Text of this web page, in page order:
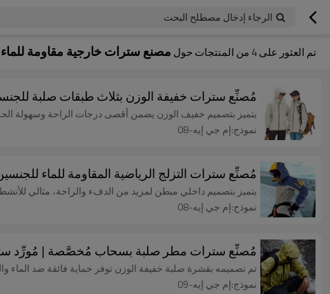
الرجاء إدخال مصطلح البحث
تم العثور على4 من المنتجات حول مصنع سترات خارجية مقاومة
مُصنِّع سترات خفيفة الوزن بثلاث طبقات صلبة
يتميز بتصميم خفيف الوزن يضمن أقصى درجات الراحة وسهولة
نموذج:إم جي إيه-08
مُصنِّع سترات التزلج الرياضية المقاومة للماء
يتميز بتصميم داخلي مبطن لمزيد من الدفء والراحة، مثالي
نموذج:إم جي إيه-08
مُصنِّع سترات مطر صلبة بسحاب مُخصَّصة | مُورِّد
تم تصميمه بقشرة صلبة خفيفة الوزن توفر حماية فائقة ضد الماء
نموذج:إم جي إيه-09